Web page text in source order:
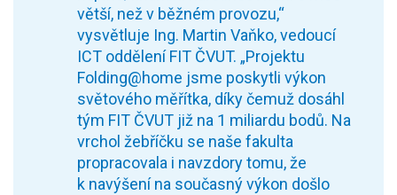
větší, než v běžném provozu,“
vysvětluje Ing. Martin Vaňko, vedoucí
ICT oddělení FIT ČVUT. „Projektu
Folding@home jsme poskytli výkon
světového měřítka, díky čemuž dosáhl
tým FIT ČVUT již na 1 miliardu bodů. Na
vrchol žebříčku se naše fakulta
propracovala i navzdory tomu, že
k navýšení na současný výkon došlo